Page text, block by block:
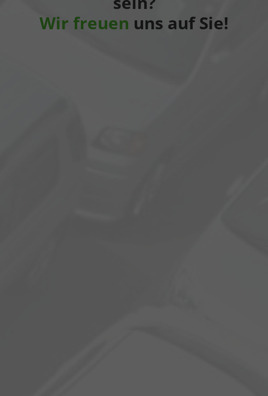
Wir freuen uns auf Sie!